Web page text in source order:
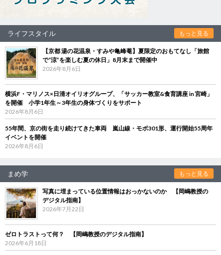
ライフスタイル もっと見る
【京都 湯の花温泉・すみや亀峰菴】夏限定のおもてなし「旅館
で“涼”を楽しむ夏の休日」8月末まで開催中
2026年8月6日
横浜F・マリノス×日清オイリオグループ、「サッカー教室&食育講座 in 宮崎」
を開催 小学1年生～3年生の身体づくりをサポート
2026年8月6日
55年間、京の街を走り続けてきた車両 嵐山線・モボ301形、運行開始55周年
イベントを開催
2026年8月6日
まめ学 もっと見る
写真に埋まっている位置情報はおっかないのか 【岡嶋教授の
デジタル指南】
2026年7月22日
ゼロトラストって何？ 【岡嶋教授のデジタル指南】
2026年6月18日